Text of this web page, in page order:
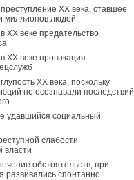
ХХ века, ставшее
миллионов людей
ХХ веке предательство
ХХ веке провокация
ХХ века, поскольку
не осознавали последствий
удавшийся социальный
слабости
власти
обстоятельств, при
развивались спонтанно